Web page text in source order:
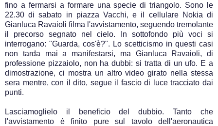
fino a fermarsi a formare una specie di triangolo. Sono le
22.30 di sabato in piazza Vacchi, e il cellulare Nokia di
Gianluca Ravaioli filma l'avvistamento, seguendo tremolante
il precorso segnato nel cielo. In sottofondo più voci si
interrogano: "Guarda, cos'è?". Lo scetticismo in questi casi
non tarda mai a manifestarsi, ma Gianluca Ravaioli, di
professione pizzaiolo, non ha dubbi: si tratta di un ufo. E a
dimostrazione, ci mostra un altro video girato nella stessa
sera mentre, con il dito, segue il fascio di luce tracciato dai
punti.
Lasciamoglielo il beneficio del dubbio. Tanto che
l'avvistamento è finito pure sul tavolo dell'aeronautica